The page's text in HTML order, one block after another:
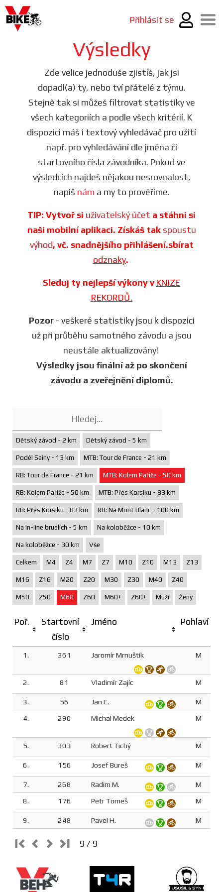
Přihlásit se
Výsledky
Zde velice jednoduše zjistíš, jak jsi
dopadl(a) ty, nebo tví přátelé z týmu.
Stejně tak si můžeš filtrovat statistiky ve
všech kategoriích a podle všech kritérií. K
dispozici máš i textový vyhledávač pro užití
např. pro vyhledávání dle jména či
startovního čísla závodníka. Pokud ve
výsledcích najdeš nějakou nesrovnalost,
napiš nám a my to prověříme.
TIP: Vytvoř si uživatelský účet a stáhni si
naši mobilní aplikaci. Získáš tak spoustu
výhod, vč. snadnějšího přihlášení.sbírat
odznaky.
Sleduj ty nejlepší výkony v KNIZE
REKORDŮ.
Pozor- veškeré statistiky jsou k dispozici
už při průběhu samotného závodu a jsou
neustále aktualizovány!
Výsledky jsou finální až po skončení
závodu a zveřejnění diplomů.
Dětský závod - 2 km Dětský závod - 5 km
Podél Seiny - 13 km MTB: Tour de France - 21 km
RB: Tour de France - 21 km MTB: Kolem Paříže - 50 km
RB: Kolem Paříže - 50 km MTB: Přes Korsiku - 83 km
RB: Přes Korsiku - 83 km RB: Na Mont Blanc - 100 km
Na in-line bruslích - 5 km Na koloběžce - 10 km
Na koloběžce - 30 km Vše
Celkem M4 Z4 M7 Z7 M10 Z10 M13 Z13
M16 Z16 M20 Z20 M30 Z30 M40 Z40
M50 Z50 M60 Z60 M60+ Z60+ Muži Ženy
Poř.
Startovní
číslo
Jméno Pohlaví
1. 361 Jaromír Mrnuštík M
2. 81 Vladimír Zajíc M
3. 56 Jan C.
M
4.
290 Michal Medek M
5. 303 Robert Tichý M
6. 156 Josef Bureš M
7. 268 Radim M.
M
8.
176 Petr Tomeš M
9. 248 Pavel H. M
9 / 9